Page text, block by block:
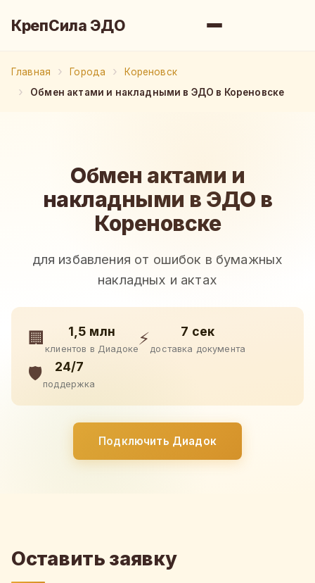
КрепСила ЭДО
Главная Города
Кореновск
Обмен актами и накладными в ЭДО в Кореновске
Обмен актами и
накладными в ЭДО в
Кореновске
для избавления от ошибок в бумажных
накладных и актах
🏢 1,5 млн
клиентов в Диадоке
⚡ 7 сек
доставка документа
🛡️ 24/7
поддержка
Подключить Диадок
Оставить заявку